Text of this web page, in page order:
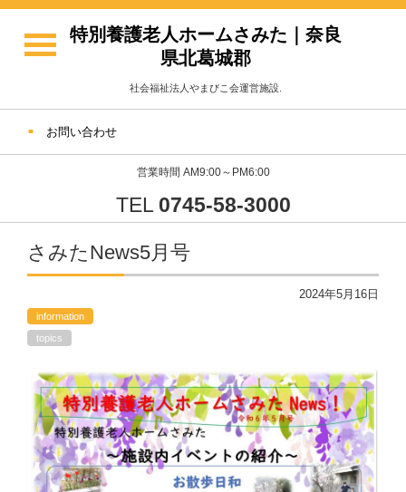
特別養護老人ホームさみた｜奈良
県北葛城郡
社会福祉法人やまびこ会運営施設.
お問い合わせ
営業時間 AM9:00～PM6:00
TEL 0745-58-3000
さみたNews5月号
2024年5月16日
information
topics